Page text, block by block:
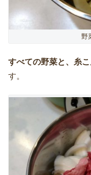
野
すべての野菜と、糸こ
す。